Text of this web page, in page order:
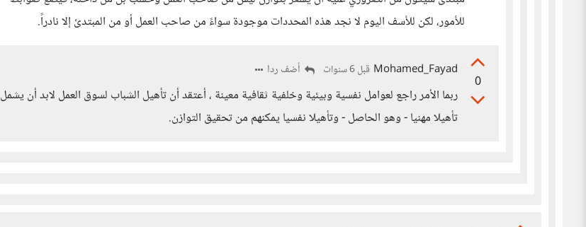
للأمور، لكن للأسف اليوم لا نجد هذه المحددات موجودة سواءً من صاحب العمل أو من المبتدئ إلا نادراً.
0
Mohamed_Fayad قبل 6 سنوات أضف ردا
ربما الأمر راجع لعوامل نفسية وبيئية وخلفية ثقافية معينة ، أعتقد أن تأهيل الشباب لسوق العمل لابد أن يشمل
تأهيلا مهنيا - وهو الحاصل - وتأهيلا نفسيا يمكنهم من تحقيق التوازن.